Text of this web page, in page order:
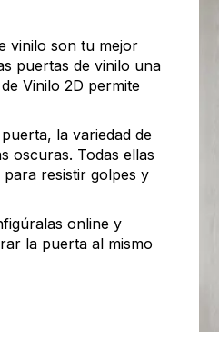
vinilo son tu mejor
puertas de vinilo una
Vinilo 2D permite
la variedad de
oscuras. Todas ellas
resistir golpes y
online y
la puerta al mismo